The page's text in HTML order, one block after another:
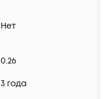
Нет
0.26
3 года